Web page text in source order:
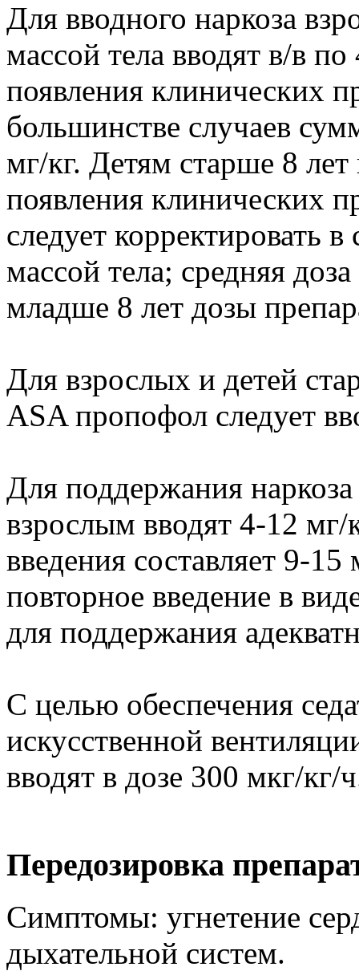
Для вводного наркоза
массой тела вводят в/в
появления клинических
большинстве случаев
мг/кг. Детям старше 8
появления клинических
следует корректировать
массой тела; средняя
младше 8 лет дозы
Для взрослых и детей
ASA пропофол следует
Для поддержания
взрослым вводят 4-12 мг/
введения составляет 9-
повторное введение в
для поддержания
С целью обеспечения
искусственной
вводят в дозе 300 мкг/кг/
Передозировка
Симптомы: угнетение
дыхательной систем.